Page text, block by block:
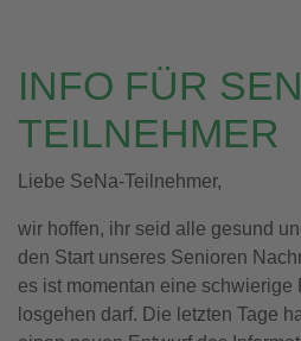
INFO FÜR
TEILNEHMER
Liebe SeNa-Teilnehmer,
wir hoffen, ihr seid alle gesund
den Start unseres Senioren
es ist momentan eine schwierige
losgehen darf. Die letzten Tage